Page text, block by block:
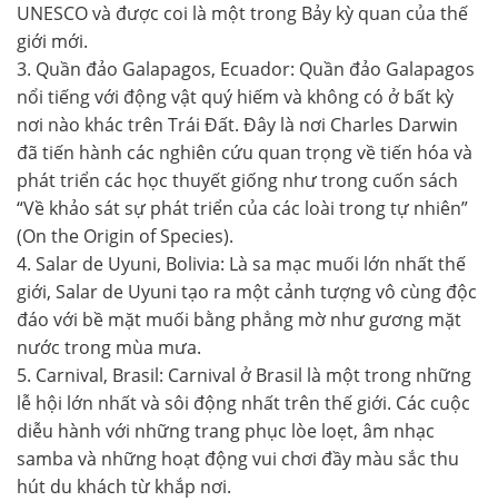
UNESCO và được coi là một trong Bảy kỳ quan của thế
giới mới.
3. Quần đảo Galapagos, Ecuador: Quần đảo Galapagos
nổi tiếng với động vật quý hiếm và không có ở bất kỳ
nơi nào khác trên Trái Đất. Đây là nơi Charles Darwin
đã tiến hành các nghiên cứu quan trọng về tiến hóa và
phát triển các học thuyết giống như trong cuốn sách
“Về khảo sát sự phát triển của các loài trong tự nhiên”
(On the Origin of Species).
4. Salar de Uyuni, Bolivia: Là sa mạc muối lớn nhất thế
giới, Salar de Uyuni tạo ra một cảnh tượng vô cùng độc
đáo với bề mặt muối bằng phẳng mờ như gương mặt
nước trong mùa mưa.
5. Carnival, Brasil: Carnival ở Brasil là một trong những
lễ hội lớn nhất và sôi động nhất trên thế giới. Các cuộc
diễu hành với những trang phục lòe loẹt, âm nhạc
samba và những hoạt động vui chơi đầy màu sắc thu
hút du khách từ khắp nơi.